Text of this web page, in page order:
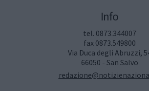
Info
tel. 0873.344007
fax 0873.549800
Via Duca degli Abruzzi,
66050 - San Salvo